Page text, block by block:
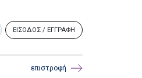
ΕΙΣΟΔΟΣ / ΕΓΓΡΑΦΗ
επιστροφή